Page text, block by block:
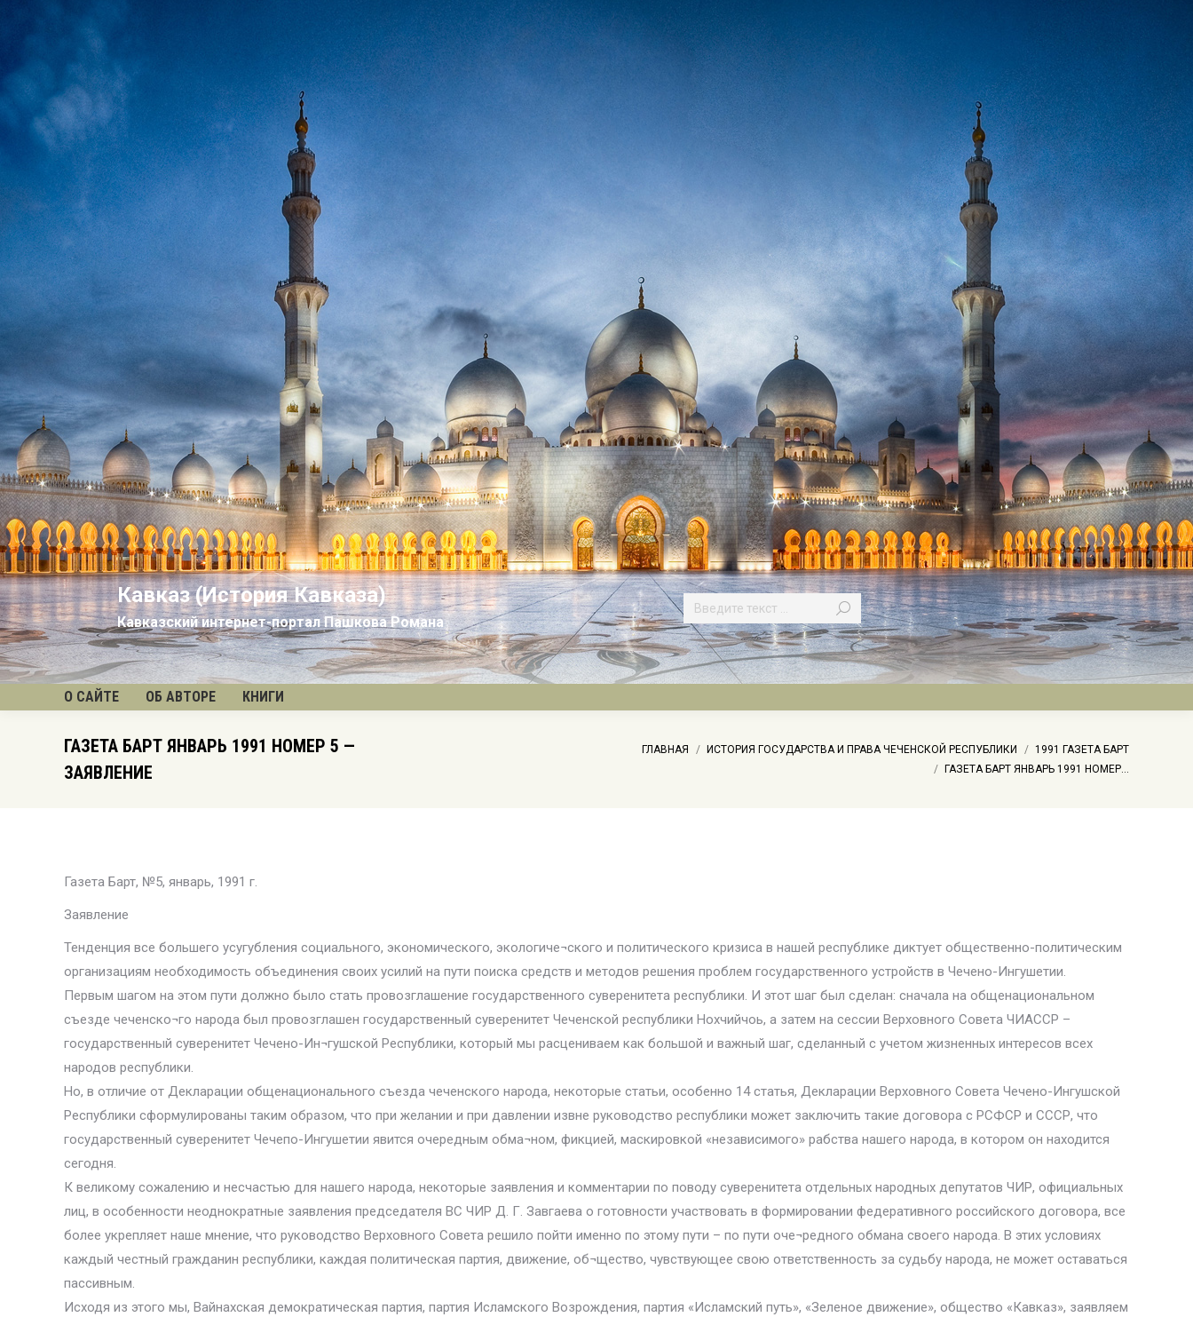
Кавказ (История Кавказа)
Кавказский интернет-портал Пашкова Романа
О САЙТЕ ОБ АВТОРЕ КНИГИ
ГАЗЕТА БАРТ ЯНВАРЬ 1991 НОМЕР 5 —
ЗАЯВЛЕНИЕ
ГЛАВНАЯ ИСТОРИЯ ГОСУДАРСТВА И ПРАВА ЧЕЧЕНСКОЙ РЕСПУБЛИКИ
1991 ГАЗЕТА БАРТ
ГАЗЕТА БАРТ ЯНВАРЬ 1991 НОМЕР…
Газета Барт, №5, январь, 1991 г.
Заявление
Тенденция все большего усугубления социального, экономического, экологиче¬ского и политического кризиса в нашей республике диктует общественно-политическим
организациям необходимость объединения своих усилий на пути поиска средств и методов решения проблем государственного устройств в Чечено-Ингушетии.
Первым шагом на этом пути должно было стать провозглашение государственного суверенитета республики. И этот шаг был сделан: сначала на общенациональном
съезде чеченско¬го народа был провозглашен государственный суверенитет Чеченской республики Нохчийчоь, а затем на сессии Верховного Совета ЧИАССР –
государственный суверенитет Чечено-Ин¬гушской Республики, который мы расцениваем как большой и важный шаг, сделанный с учетом жизненных интересов всех
народов республики.
Но, в отличие от Декларации общенационального съезда чеченского народа, некоторые статьи, особенно 14 статья, Декларации Верховного Совета Чечено-Ингушской
Республики сформулированы таким образом, что при желании и при давлении извне руководство республики может заключить такие договора с РСФСР и СССР, что
государственный суверенитет Чечепо-Ингушетии явится очередным обма¬ном, фикцией, маскировкой «независимого» рабства нашего народа, в котором он находится
сегодня.
К великому сожалению и несчастью для нашего народа, некоторые заявления и комментарии по поводу суверенитета отдельных народных депутатов ЧИР, официальных
лиц, в особенности неоднократные заявления председателя ВС ЧИР Д. Г. Завгаева о готовности участвовать в формировании федеративного российского договора, все
более укрепляет наше мнение, что руководство Верховного Совета решило пойти именно по этому пути – по пути оче¬редного обмана своего народа. В этих условиях
каждый честный гражданин республики, каждая политическая партия, движение, об¬щество, чувствующее свою ответственность за судьбу народа, не может оставаться
пассивным.
Исходя из этого мы, Вайнахская демократическая партия, партия Исламского Возрождения, партия «Исламский путь», «Зеленое движение», общество «Кавказ», заявляем